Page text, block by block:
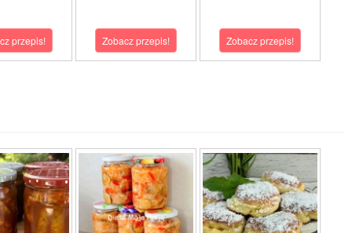
przepis! Zobacz przepis! Zobacz przepis!